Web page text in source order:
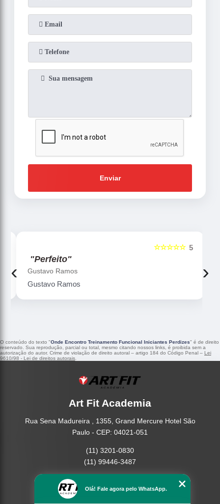
Enviar
5
☆☆☆☆☆
"Perfeito"
Gustavo Ramos
Gustavo Ramos
‹ ›
O conteúdo do texto "Onde Encontro Treinamento Funcional Iniciantes Perdizes" é de direito
reservado. Sua reprodução, parcial ou total, mesmo citando nossos links, é proibida sem a
autorização do autor. Crime de violação de direito autoral – artigo 184 do Código Penal – Lei
9610/98 - Lei de direitos autorais
Art Fit Academia
Rua Sena Madureira , 1355, Grand Mercure Hotel São
Paulo - CEP: 04021-051
(11) 3201-0830
(11) 99446-3487
Empresa
Olá! Fale agora pelo WhatsApp.